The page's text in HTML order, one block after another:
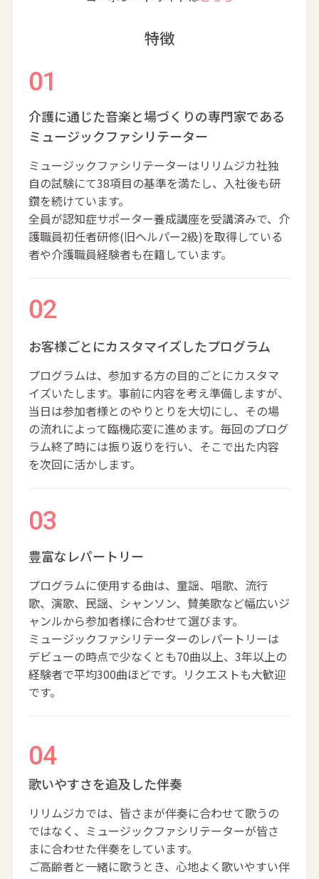
特徴
介護に通じた音楽と場づくりの専門家である
ミュージックファシリテーター
ミュージックファシリテーターはリリムジカ社独
自の試験にて38項目の基準を満たし、入社後も研
鑽を続けています。
全員が認知症サポーター養成講座を受講済みで、介
護職員初任者研修(旧ヘルパー2級)を取得している
者や介護職員経験者も在籍しています。
お客様ごとにカスタマイズしたプログラム
プログラムは、参加する方の目的ごとにカスタマ
イズいたします。事前に内容を考え準備しますが、
当日は参加者様とのやりとりを大切にし、その場
の流れによって臨機応変に進めます。毎回のプログ
ラム終了時には振り返りを行い、そこで出た内容
を次回に活かします。
豊富なレパートリー
プログラムに使用する曲は、童謡、唱歌、流行
歌、演歌、民謡、シャンソン、賛美歌など幅広いジ
ャンルから参加者様に合わせて選びます。
ミュージックファシリテーターのレパートリーは
デビューの時点で少なくとも70曲以上、3年以上の
経験者で平均300曲ほどです。リクエストも大歓迎
です。
歌いやすさを追及した伴奏
リリムジカでは、皆さまが伴奏に合わせて歌うの
ではなく、ミュージックファシリテーターが皆さ
まに合わせた伴奏をしています。
ご高齢者と一緒に歌うとき、心地よく歌いやすい伴